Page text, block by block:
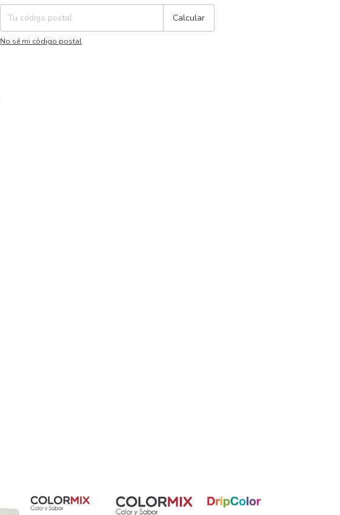
Calcular
No sé mi código postal